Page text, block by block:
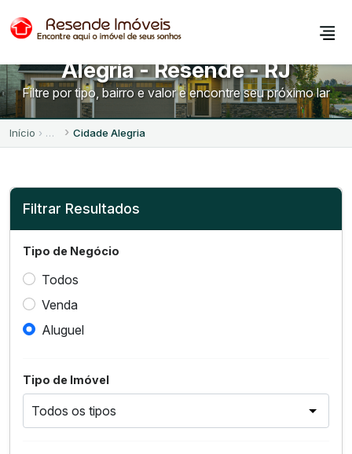
Imóveis para Alugar no Cidade
Alegria - Resende - RJ
Filtre por tipo, bairro e valor e encontre seu próximo lar
Início Cidade Alegria
Filtrar Resultados
Tipo de Negócio
Todos
Venda
Aluguel
Tipo de Imóvel